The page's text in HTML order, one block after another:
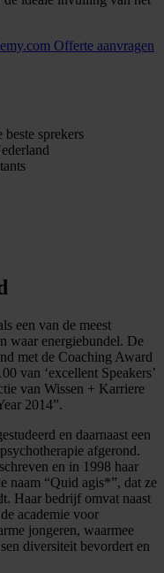
Offerte aanvragen
sprekers
een van de meest
waar energiebundel. De
met de Coaching Award
van ‘excellent Speakers’
van Wissen + Karriere
2014”.
en daarnaast een
afgerond.
en in 1998 haar
naam “Quid agis*”, dat ze
Haar bedrijf omvat naast
academie voor
jongeren, waarmee
diversiteit bevordert en